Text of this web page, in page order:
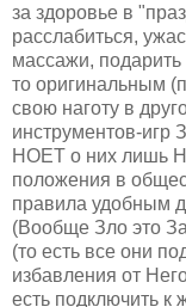
за здоровье в
расслабиться,
массажи,
то оригинальным
свою наготу в
инструментов-
НОЕТ о них лишь
положения в
правила удобным
(Вообще Зло это
(то есть все они
избавления от
есть подключить к